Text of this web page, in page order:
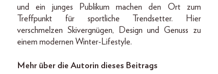
und ein junges Publikum machen den Ort zum
Treffpunkt für sportliche Trendsetter. Hier
verschmelzen Skivergnügen, Design und Genuss zu
einem modernen Winter-Lifestyle.
Mehr über die Autorin dieses Beitrags